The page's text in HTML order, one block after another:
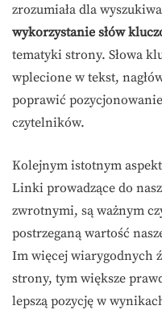
zrozumiała dla
wykorzystanie słów
tematyki strony. Słowa
wplecione w tekst,
poprawić
czytelników.
Kolejnym istotnym
Linki prowadzące do
zwrotnymi, są ważnym
postrzeganą wartość
Im więcej wiarygodnych
strony, tym większe
lepszą pozycję w